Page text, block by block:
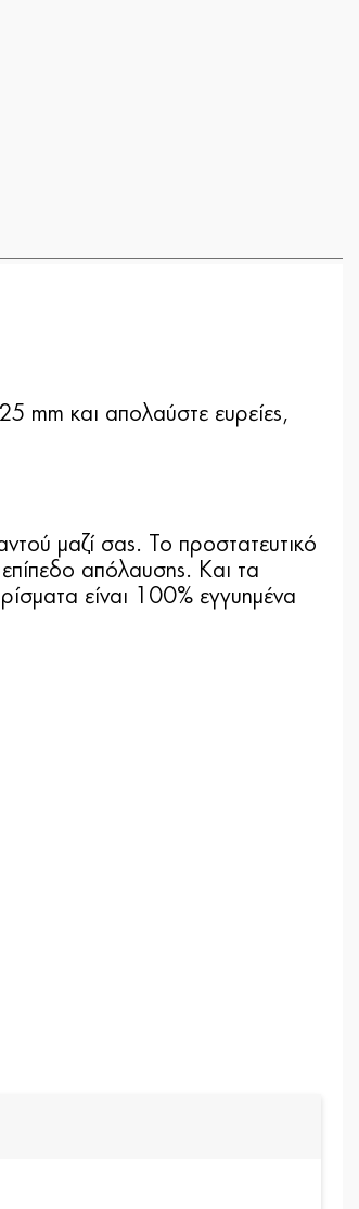
mm και απολαύστε ευρείες,
μαζί σας. Το προστατευτικό
απόλαυσης. Και τα
είναι 100% εγγυημένα